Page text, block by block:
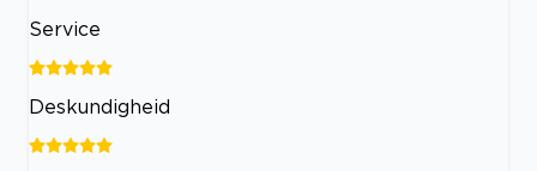
Service
Deskundigheid